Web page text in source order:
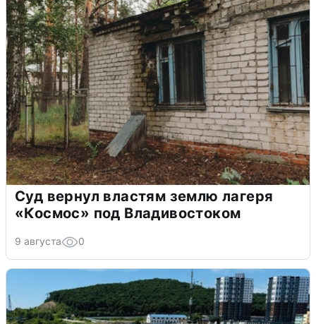
Суд вернул властям землю лагеря
«Космос» под Владивостоком
9 августа 0